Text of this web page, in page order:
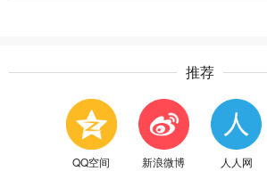
推荐
QQ空间 新浪微博 人人网